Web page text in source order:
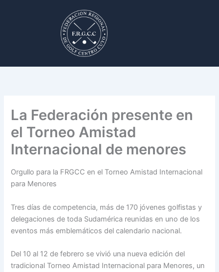
La Federación presente en
el Torneo Amistad
Internacional de menores
Orgullo para la FRGCC en el Torneo Amistad Internacional
para Menores
Tres días de competencia, más de 170 jóvenes golfistas y
delegaciones de toda Sudamérica reunidas en uno de los
eventos más emblemáticos del calendario nacional.
Del 10 al 12 de febrero se vivió una nueva edición del
tradicional Torneo Amistad Internacional para Menores, un